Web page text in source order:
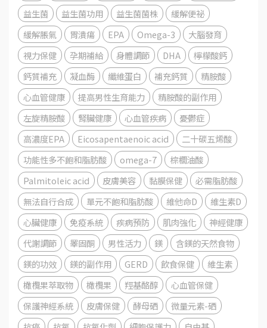
益生菌 益生菌功用 益生菌菌株
緩解便祕
緩解脹氣
胃潰瘍 EPA Omega-3
大腦發育
視力保健
孕期補給 身體調節 DHA
檸檬酸鈣
鈣質補充
凝血酶 纖維蛋白 補充鈣質
精胺酸
心血管健康
提高男性生育能力
精胺酸的副作用
左旋精胺酸
腎臟健康 心血管疾病
憂鬱症
高濃度EPA
Eicosapentaenoic acid
二十碳五烯酸
功能性多不飽和脂肪酸
omega-7
棕櫚油酸
Palmitoleic acid
皮膚美容 黏膜保健
必需脂肪酸
無法自行合成
單元不飽和脂肪酸 維他命D
維生素D
心臟健康
免疫系統 疾病預防 肌肉強化
神經健康
代謝調節
睪固酮 男性活力 鎂
含鎂的天然食物
鎂的功效
鎂的副作用 GERD 飲食保健
維生素
橄欖果萃取物
橄欖果 羥基酪醇
心血管保健
保護神經系統
皮膚保健 酵母硒
微量元素-硒